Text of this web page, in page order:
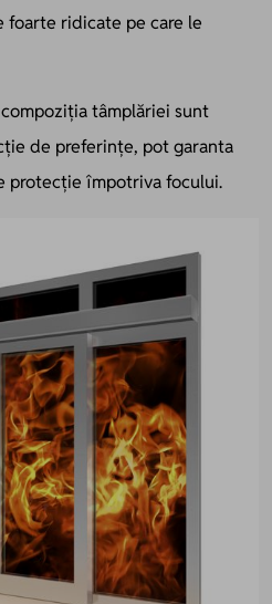
ridicate pe care le
tâmplăriei sunt
de preferințe, pot garanta
protecție împotriva focului.